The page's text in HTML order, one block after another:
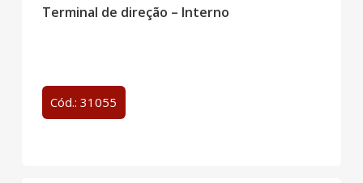
Terminal de direção – Interno
Cód.: 31055